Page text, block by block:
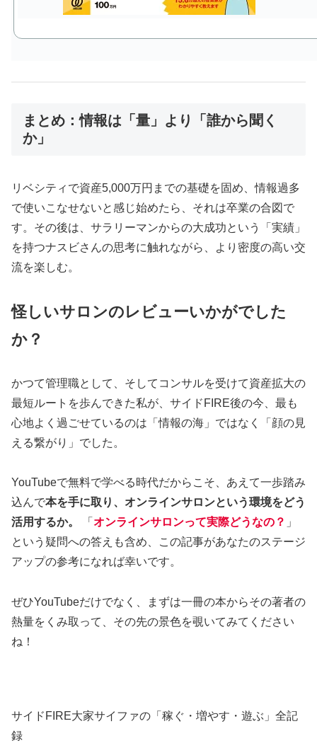
まとめ：情報は「量」より「誰から聞く
か」
リベシティで資産5,000万円までの基礎を固め、情報過多
で使いこなせないと感じ始めたら、それは卒業の合図で
す。その後は、サラリーマンからの大成功という「実績」
を持つナスビさんの思考に触れながら、より密度の高い交
流を楽しむ。
怪しいサロンのレビューいかがでした
か？
かつて管理職として、そしてコンサルを受けて資産拡大の
最短ルートを歩んできた私が、サイドFIRE後の今、最も
心地よく過ごせているのは「情報の海」ではなく「顔の見
える繋がり」でした。
YouTubeで無料で学べる時代だからこそ、あえて一歩踏み
込んで本を手に取り、オンラインサロンという環境をどう
活用するか。
「 オンラインサロンって実際どうなの？ 」
という疑問への答えも含め、この記事があなたのステージ
アップの参考になれば幸いです。
ぜひYouTubeだけでなく、まずは一冊の本からその著者の
熱量をくみ取って、その先の景色を覗いてみてください
ね！
サイドFIRE大家サイファの「稼ぐ・増やす・遊ぶ」全記
録